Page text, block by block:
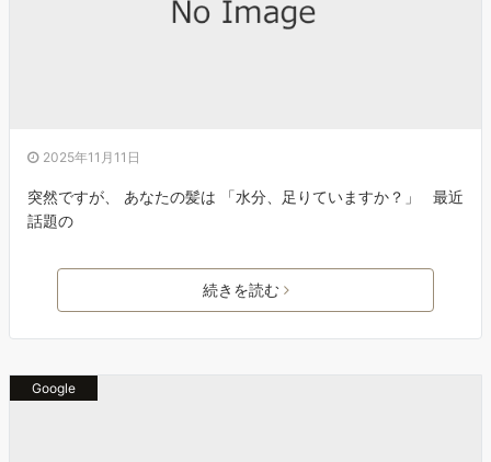
2025年11月11日
突然ですが、 あなたの髪は 「水分、足りていますか？」 最近
話題の
続きを読む
Google